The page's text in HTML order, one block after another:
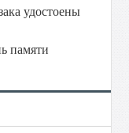
удостоены
памяти